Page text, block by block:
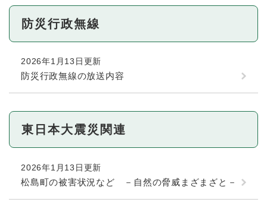
防災行政無線
2026年1月13日更新
防災行政無線の放送内容
東日本大震災関連
2026年1月13日更新
松島町の被害状況など －自然の脅威まざまざと－